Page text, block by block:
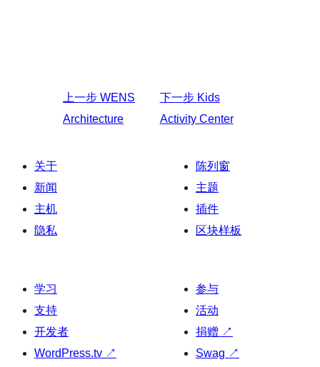
上一步 WENS
Architecture
下一步 Kids
Activity Center
关于
新闻
主机
隐私
陈列窗
主题
插件
区块样板
学习
支持
开发者
WordPress.tv ↗
参与
活动
捐赠 ↗
Swag ↗